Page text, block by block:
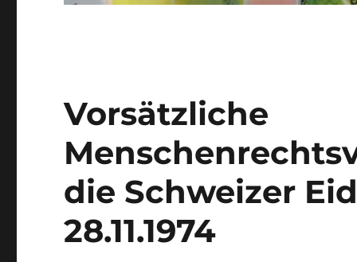
Vorsätzliche
die Schweizer
28.11.1974